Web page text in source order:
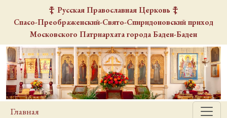
Русская Православная Церковь
Спасо-Преображенский-Свято-Спиридоновский приход
Московского Патриархата города Баден-Баден
Главная